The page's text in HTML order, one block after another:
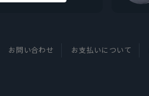
お問い合わせ お支払いについて